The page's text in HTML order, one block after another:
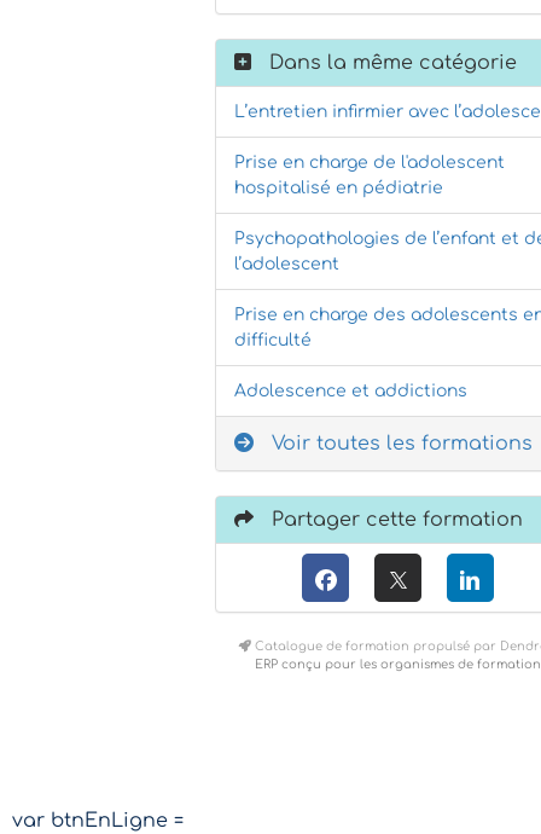
Dans la même catégorie
L’entretien infirmier avec
Prise en charge de l'adolescent
hospitalisé en pédiatrie
Psychopathologies de l’enfant et
l’adolescent
Prise en charge des adolescents
difficulté
Adolescence et addictions
Voir toutes les formations
Partager cette formation
Catalogue de formation propulsé par
ERP conçu pour les organismes de formation
var btnEnLigne =